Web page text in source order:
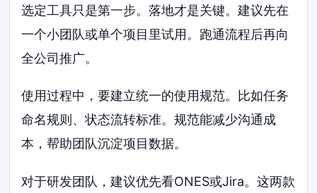
选定工具只是第一步。落地才是关键。建议先在
一个小团队或单个项目里试用。跑通流程后再向
全公司推广。
使用过程中，要建立统一的使用规范。比如任务
命名规则、状态流转标准。规范能减少沟通成
本，帮助团队沉淀项目数据。
对于研发团队，建议优先看ONES或Jira。这两款